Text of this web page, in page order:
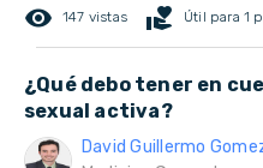
remove_red_eye 147 vistas volunteer_activism Útil para 1
¿Qué debo tener en
sexual activa?
David Guillermo